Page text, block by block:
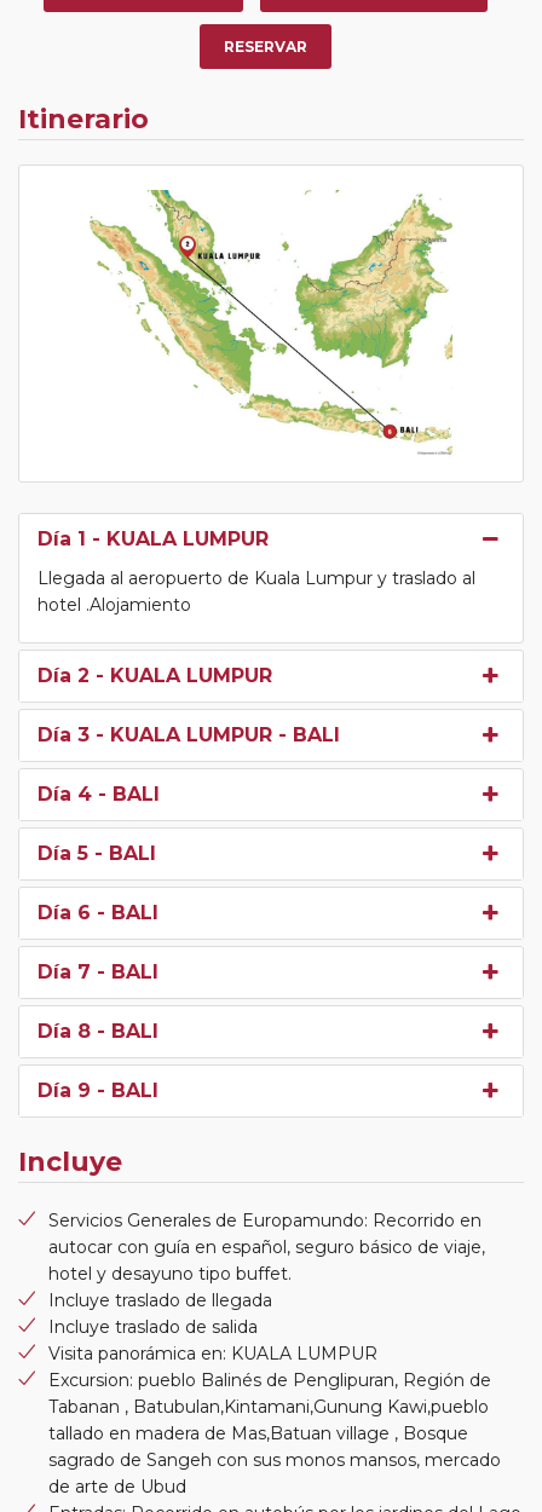
RESERVAR
Itinerario
Día 1 - KUALA LUMPUR
Llegada al aeropuerto de Kuala Lumpur y traslado al
hotel .Alojamiento
Día 2 - KUALA LUMPUR
Día 3 - KUALA LUMPUR - BALI
Día 4 - BALI
Día 5 - BALI
Día 6 - BALI
Día 7 - BALI
Día 8 - BALI
Día 9 - BALI
Incluye
Servicios Generales de Europamundo: Recorrido en
autocar con guía en español, seguro básico de viaje,
hotel y desayuno tipo buffet.
Incluye traslado de llegada
Incluye traslado de salida
Visita panorámica en: KUALA LUMPUR
Excursion: pueblo Balinés de Penglipuran, Región de
Tabanan , Batubulan,Kintamani,Gunung Kawi,pueblo
tallado en madera de Mas,Batuan village , Bosque
sagrado de Sangeh con sus monos mansos, mercado
de arte de Ubud